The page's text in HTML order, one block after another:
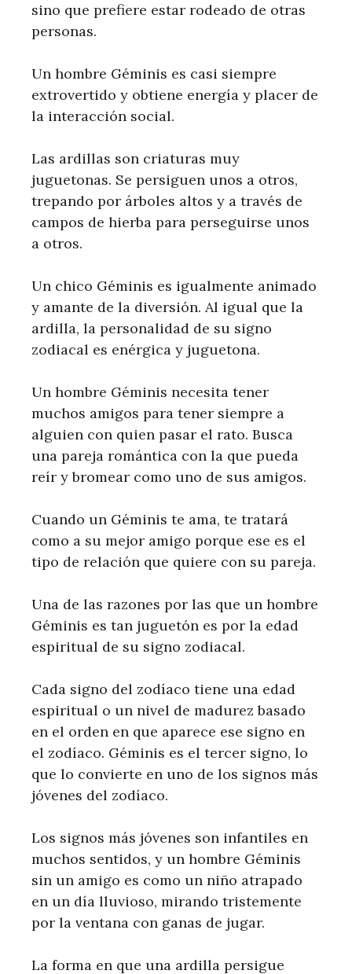
sino que prefiere estar rodeado de otras
personas.
Un hombre Géminis es casi siempre
extrovertido y obtiene energía y placer de
la interacción social.
Las ardillas son criaturas muy
juguetonas. Se persiguen unos a otros,
trepando por árboles altos y a través de
campos de hierba para perseguirse unos
a otros.
Un chico Géminis es igualmente animado
y amante de la diversión. Al igual que la
ardilla, la personalidad de su signo
zodiacal es enérgica y juguetona.
Un hombre Géminis necesita tener
muchos amigos para tener siempre a
alguien con quien pasar el rato. Busca
una pareja romántica con la que pueda
reír y bromear como uno de sus amigos.
Cuando un Géminis te ama, te tratará
como a su mejor amigo porque ese es el
tipo de relación que quiere con su pareja.
Una de las razones por las que un hombre
Géminis es tan juguetón es por la edad
espiritual de su signo zodiacal.
Cada signo del zodíaco tiene una edad
espiritual o un nivel de madurez basado
en el orden en que aparece ese signo en
el zodíaco. Géminis es el tercer signo, lo
que lo convierte en uno de los signos más
jóvenes del zodíaco.
Los signos más jóvenes son infantiles en
muchos sentidos, y un hombre Géminis
sin un amigo es como un niño atrapado
en un día lluvioso, mirando tristemente
por la ventana con ganas de jugar.
La forma en que una ardilla persigue